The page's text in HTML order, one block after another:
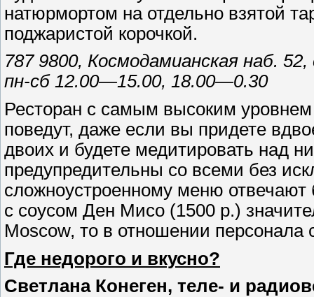
натюрмортом на отдельно взятой
поджаристой корочкой.
787 9800, Космодамианская наб.
пн-сб 12.00—15.00, 18.00—0.30
Ресторан с самым высоким
поведут, даже если вы придете
двоих и будете медитировать над
предупредительны со всеми без
сложноустроенному меню отвечают
с соусом Ден Мисо (1500 р.)
Moscow, то в отношении
Где недорого и вкусно?
Светлана Конеген, теле- и